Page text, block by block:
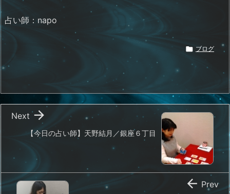
占い師：napo
 ブログ
【今日の占い師】天野結月／銀座６丁目

Next
 Prev